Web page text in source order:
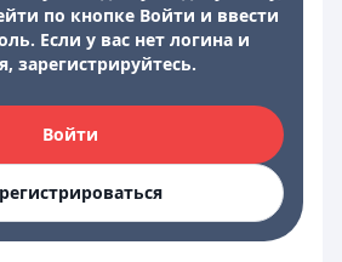
по кнопке Войти и ввести
Если у вас нет логина и
зарегистрируйтесь.
Войти